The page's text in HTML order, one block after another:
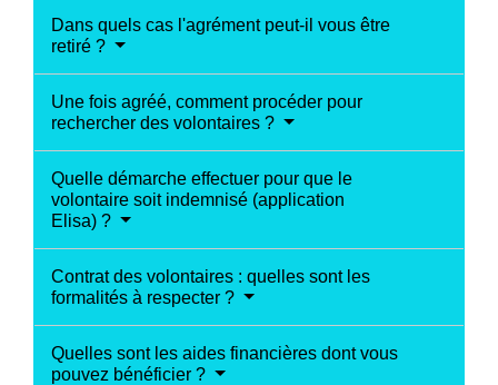
Dans quels cas l'agrément peut-il vous être
retiré ?
Une fois agréé, comment procéder pour
rechercher des volontaires ?
Quelle démarche effectuer pour que le
volontaire soit indemnisé (application
Elisa) ?
Contrat des volontaires : quelles sont les
formalités à respecter ?
Quelles sont les aides financières dont vous
pouvez bénéficier ?